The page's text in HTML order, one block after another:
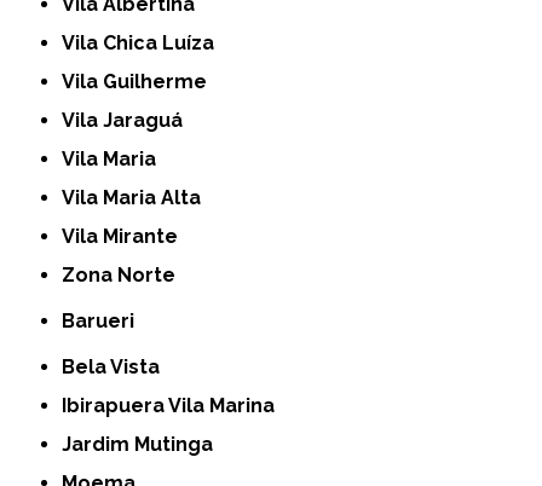
Vila Albertina
Vila Chica Luíza
Vila Guilherme
Vila Jaraguá
Vila Maria
Vila Maria Alta
Vila Mirante
Zona Norte
Barueri
Bela Vista
Ibirapuera Vila Marina
Jardim Mutinga